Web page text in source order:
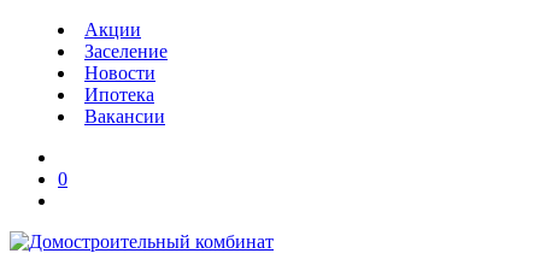
Акции
Заселение
Новости
Ипотека
Вакансии
0